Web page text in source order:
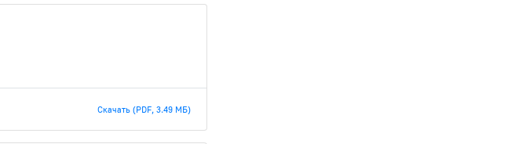
Скачать (PDF, 3.49 МБ)